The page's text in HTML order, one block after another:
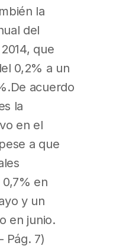
la
del
que
0,2% a un
acuerdo
la
en el
a que
en
y un
en junio.
Pág. 7)